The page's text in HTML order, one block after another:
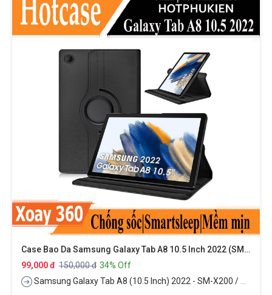
Case Bao Da Samsung Galaxy Tab A8 10.5 Inch 2022 (SM-X200 / X205 / X207) Xoay 360 Độ Hiệu HOTCASE
99,000 đ 150,000 đ 34% Off
Samsung Galaxy Tab A8 (10.5 Inch) 2022 - SM-X200 / X205 / X207